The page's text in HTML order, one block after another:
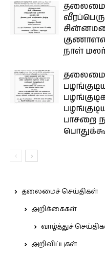
தலைமை
நாள்
தலைமை
பாசறை
தலைமைச் செய்திகள்
அறிக்கைகள்
வாழ்த்துச்
அறிவிப்புகள்